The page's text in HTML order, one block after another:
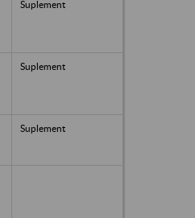
Suplement
Suplement
Suplement